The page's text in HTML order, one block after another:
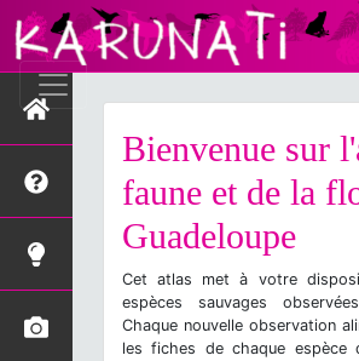
Bienvenue sur
faune et de la
Guadeloupe
Cet atlas met à votre
espèces sauvages
Chaque nouvelle observation
les fiches de chaque espèce